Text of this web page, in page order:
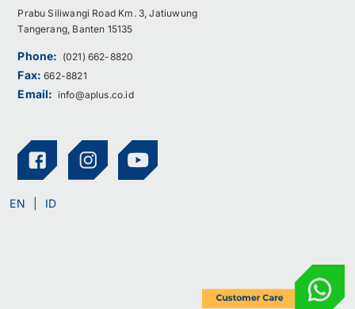
Prabu Siliwangi Road Km. 3, Jatiuwung
Tangerang, Banten 15135
Phone: (021) 662-8820
Fax:662-8821
Email: info@aplus.co.id
EN ID